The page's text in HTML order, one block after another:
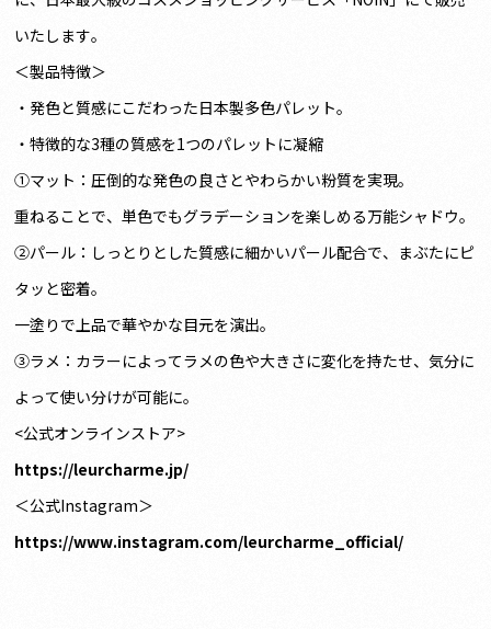
いたします。
＜製品特徴＞
・発色と質感にこだわった日本製多色パレット。
・特徴的な3種の質感を1つのパレットに凝縮
①マット：圧倒的な発色の良さとやわらかい粉質を実現。
重ねることで、単色でもグラデーションを楽しめる万能シャドウ。
②パール：しっとりとした質感に細かいパール配合で、まぶたにピ
タッと密着。
一塗りで上品で華やかな目元を演出。
③ラメ：カラーによってラメの色や大きさに変化を持たせ、気分に
よって使い分けが可能に。
<公式オンラインストア>
https://leurcharme.jp/
＜公式Instagram＞
https://www.instagram.com/leurcharme_official/